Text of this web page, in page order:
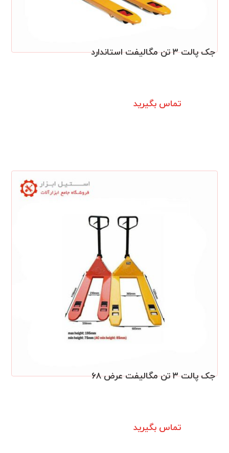
جک پالت ۳ تن مگالیفت استاندارد
تماس بگیرید
جک پالت ۳ تن مگالیفت عرض ۶۸
تماس بگیرید